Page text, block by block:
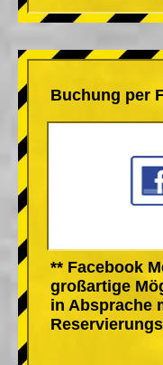
Buchung per
** Facebook
großartige
in Absprache